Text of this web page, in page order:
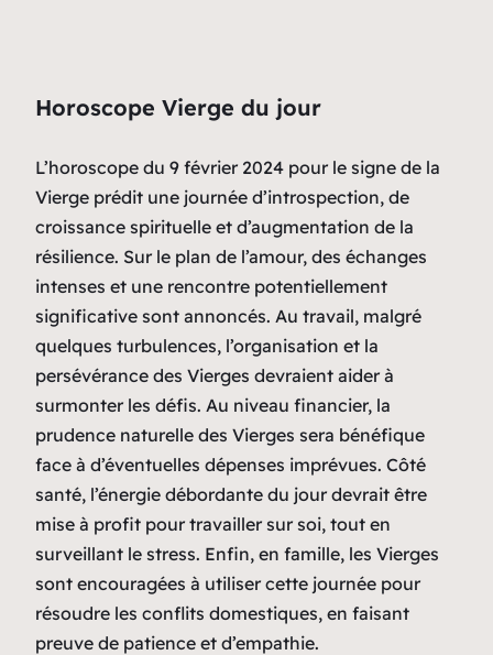
Horoscope Vierge du jour
L’horoscope du 9 février 2024 pour le signe de la
Vierge prédit une journée d’introspection, de
croissance spirituelle et d’augmentation de la
résilience. Sur le plan de l’amour, des échanges
intenses et une rencontre potentiellement
significative sont annoncés. Au travail, malgré
quelques turbulences, l’organisation et la
persévérance des Vierges devraient aider à
surmonter les défis. Au niveau financier, la
prudence naturelle des Vierges sera bénéfique
face à d’éventuelles dépenses imprévues. Côté
santé, l’énergie débordante du jour devrait être
mise à profit pour travailler sur soi, tout en
surveillant le stress. Enfin, en famille, les Vierges
sont encouragées à utiliser cette journée pour
résoudre les conflits domestiques, en faisant
preuve de patience et d’empathie.